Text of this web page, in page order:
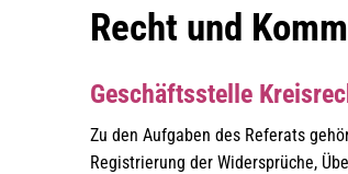
Kommunalaufsicht
Recht und
Geschäftsstelle
Zu den Aufgaben des Referats
Registrierung der Widersprüche,